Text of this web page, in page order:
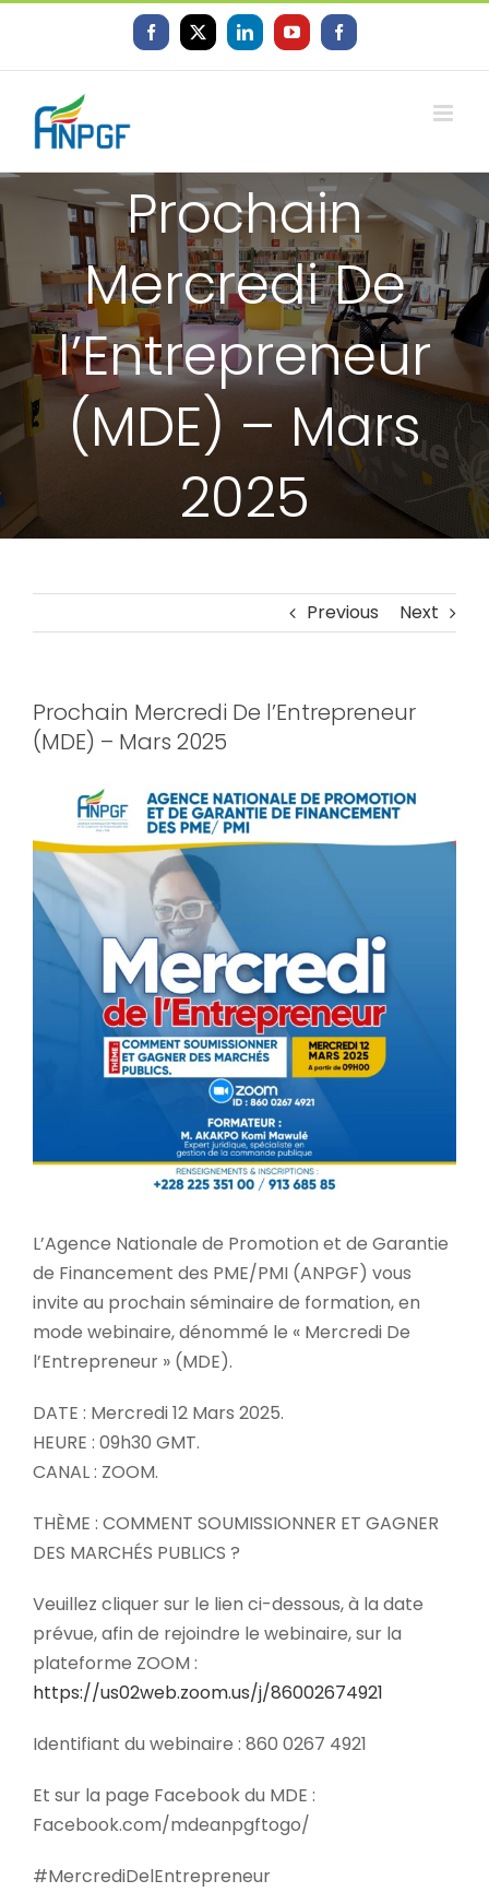
content
Facebook
X LinkedInYouTubeFacebook
Prochain
Mercredi De
l’Entrepreneur
(MDE) – Mars
2025
Previous Next
Prochain Mercredi De l’Entrepreneur
(MDE) – Mars 2025
Larger
Image
L’Agence Nationale de Promotion et de Garantie
de Financement des PME/PMI (ANPGF) vous
invite au prochain séminaire de formation, en
mode webinaire, dénommé le « Mercredi De
l’Entrepreneur » (MDE).
DATE : Mercredi 12 Mars 2025.
HEURE : 09h30 GMT.
CANAL : ZOOM.
THÈME : COMMENT SOUMISSIONNER ET GAGNER
DES MARCHÉS PUBLICS ?
Veuillez cliquer sur le lien ci-dessous, à la date
prévue, afin de rejoindre le webinaire, sur la
plateforme ZOOM :
https://us02web.zoom.us/j/86002674921
Identifiant du webinaire : 860 0267 4921
Et sur la page Facebook du MDE :
Facebook.com/mdeanpgftogo/
#MercrediDelEntrepreneur